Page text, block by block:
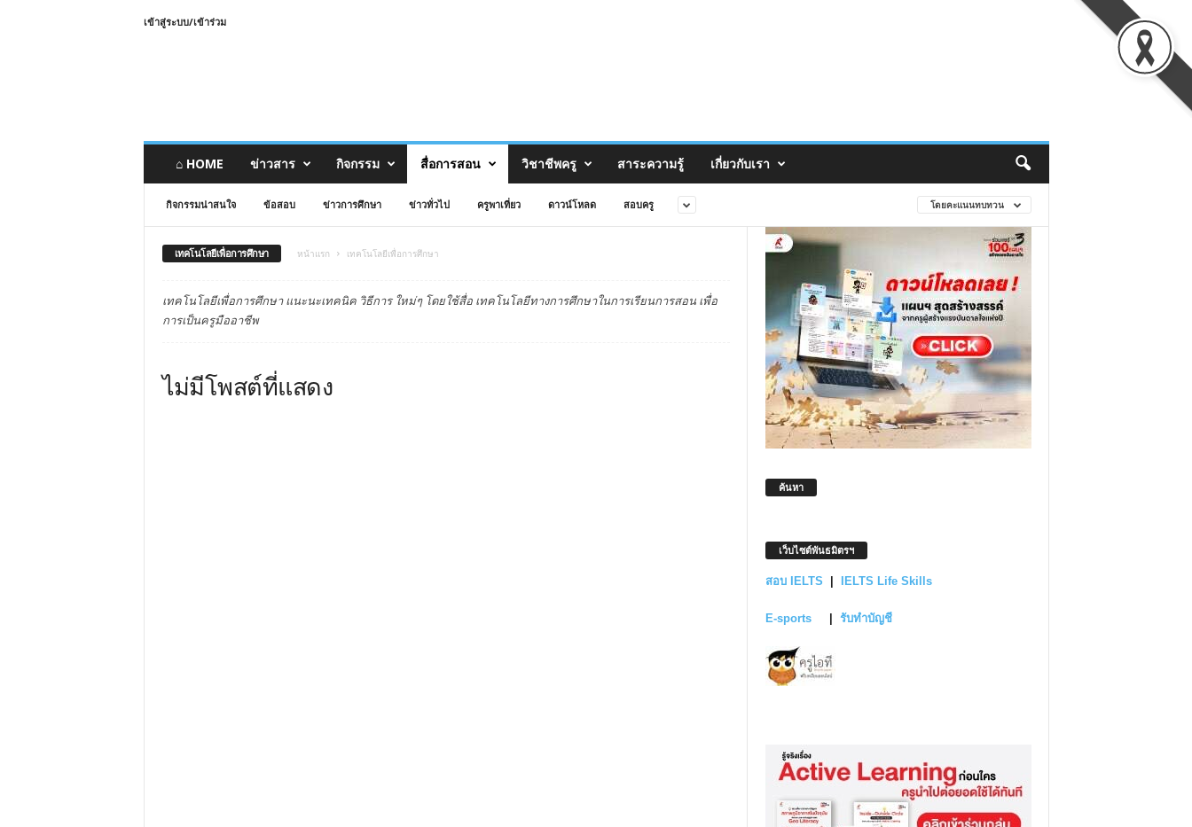
เข้าสู่ระบบ/เข้าร่วม
⌂ HOME ข่าวสาร กิจกรรม สื่อการสอน วิชาชีพครู สาระความรู้ เกี่ยวกับเรา
กิจกรรมน่าสนใจ ข้อสอบ ข่าวการศึกษา ข่าวทั่วไป ครูพาเที่ยว ดาวน์โหลด สอบครู โดยคะแนนทบทวน
เทคโนโลยีเพื่อการศึกษา หน้าแรก เทคโนโลยีเพื่อการศึกษา
เทคโนโลยีเพื่อการศึกษา แนะนะเทคนิค วิธีการ ใหม่ๆ โดยใช้สื่อ เทคโนโลยีทางการศึกษาในการเรียนการสอน เพื่อ
การเป็นครูมืออาชีพ
ไม่มีโพสต์ที่แสดง
ค้นหา
เว็บไซต์พันธมิตรฯ
สอบ IELTS IELTS Life Skills
E-sports รับทำบัญชี